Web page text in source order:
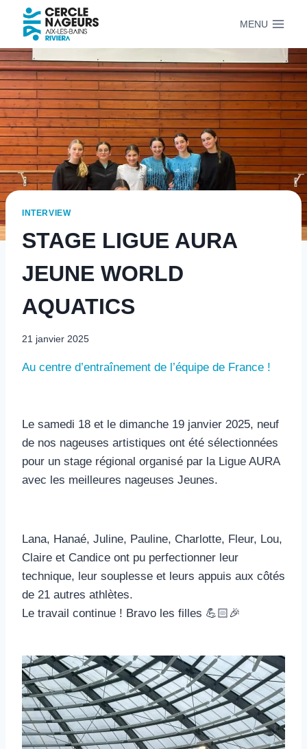
contenu
MENU
INTERVIEW
STAGE LIGUE AURA
JEUNE WORLD
AQUATICS
21 janvier 2025
Au centre d’entraînement de l’équipe de France !
Le samedi 18 et le dimanche 19 janvier 2025, neuf
de nos nageuses artistiques ont été sélectionnées
pour un stage régional organisé par la Ligue AURA
avec les meilleures nageuses Jeunes.
Lana, Hanaé, Juline, Pauline, Charlotte, Fleur, Lou,
Claire et Candice ont pu perfectionner leur
technique, leur souplesse et leurs appuis aux côtés
de 21 autres athlètes.
Le travail continue ! Bravo les filles 💪🏻🎉